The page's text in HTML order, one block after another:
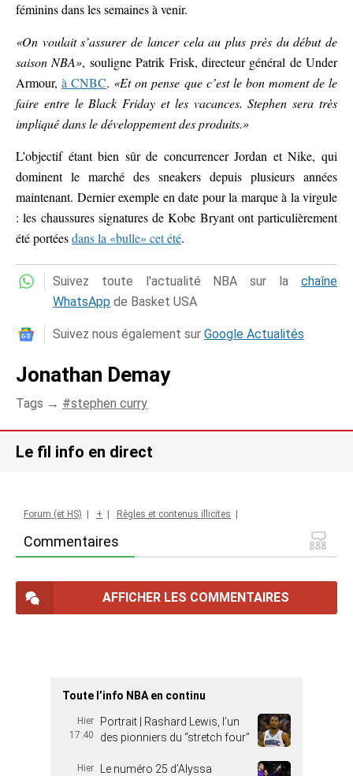
féminins dans les semaines à venir.
«On voulait s’assurer de lancer cela au plus près du début de
saison NBA», souligne Patrik Frisk, directeur général de Under
Armour,à CNBC. «Et on pense que c’est le bon moment de le
faire entre le Black Friday et les vacances. Stephen sera très
impliqué dans le développement des produits.»
L’objectif étant bien sûr de concurrencer Jordan et Nike, qui
dominent le marché des sneakers depuis plusieurs années
maintenant. Dernier exemple en date pour la marque à la virgule
: les chaussures signatures de Kobe Bryant ont particulièrement
été portéesdans la «bulle» cet été.
Suivez toute l'actualité NBA sur la chaîne
WhatsApp de Basket USA
Suivez nous également sur Google Actualités
Jonathan Demay
Tags → stephen curry
Le fil info en direct
Commentaires
Forum (et HS) + Règles et contenus illicites
AFFICHER LES COMMENTAIRES
Toute l’info NBA en continu
Hier
17:40
Portrait | Rashard Lewis, l’un
des pionniers du “stretch four”
Hier
Le numéro 25 d’Alyssa